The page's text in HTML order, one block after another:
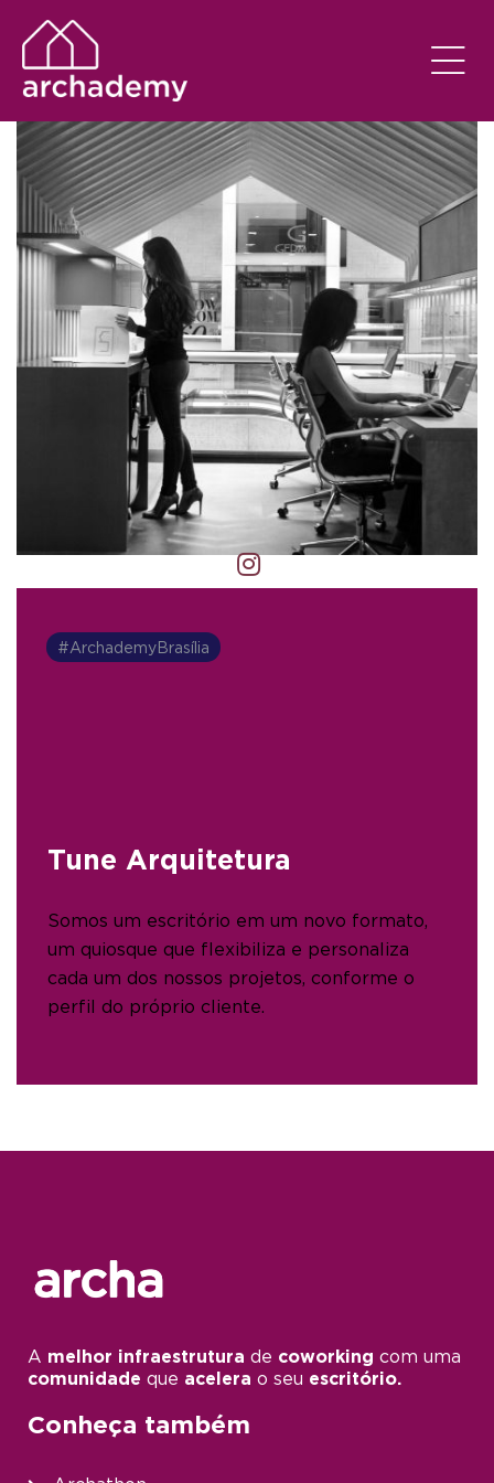
#ArchademyBrasília
Tune Arquitetura
Somos um escritório em um novo formato,
um quiosque que flexibiliza e personaliza
cada um dos nossos projetos, conforme o
perfil do próprio cliente.
A melhor infraestrutura de coworking com uma
comunidade que acelera o seu escritório.
Conheça também